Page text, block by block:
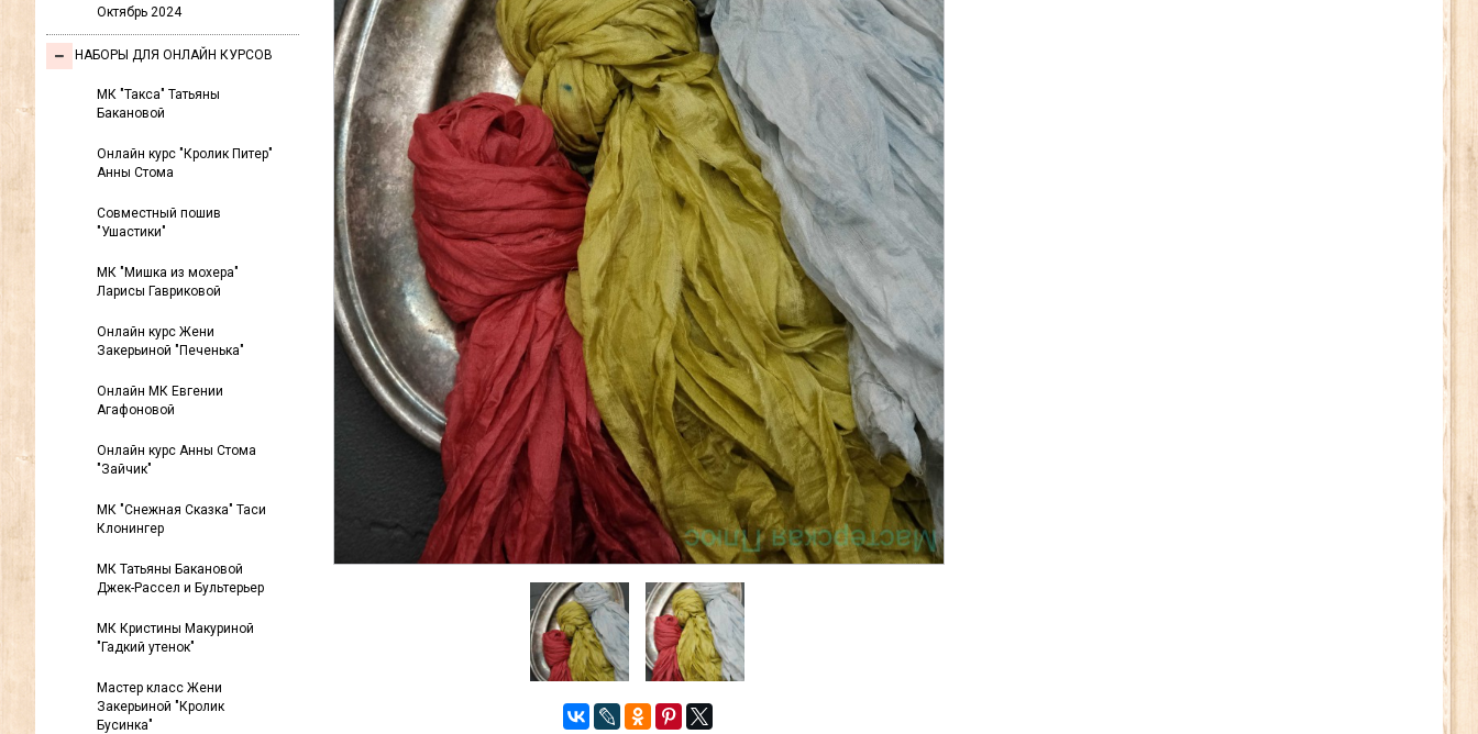
Октябрь 2024
НАБОРЫ ДЛЯ ОНЛАЙН КУРСОВ
МК "Такса" Татьяны
Бакановой
Онлайн курс "Кролик Питер"
Анны Стома
Совместный пошив
"Ушастики"
МК "Мишка из мохера"
Ларисы Гавриковой
Онлайн курс Жени
Закерьиной "Печенька"
Онлайн МК Евгении
Агафоновой
Онлайн курс Анны Стома
"Зайчик"
МК "Снежная Сказка" Таси
Клонингер
МК Татьяны Бакановой
Джек-Рассел и Бультерьер
МК Кристины Макуриной
"Гадкий утенок"
Мастер класс Жени
Закерьиной "Кролик
Бусинка"